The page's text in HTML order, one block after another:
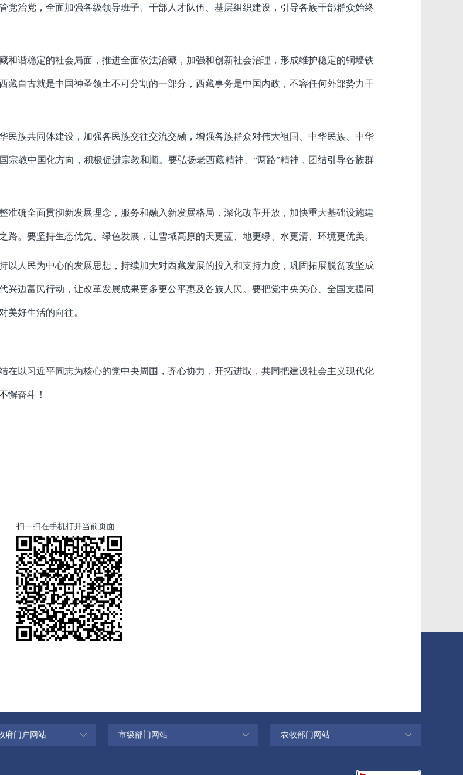
党治党，全面加强各级领导班子、干部人才队伍、基层组织建设，引导各族干部群众始终
和谐稳定的社会局面，推进全面依法治藏，加强和创新社会治理，形成维护稳定的铜墙铁
藏自古就是中国神圣领土不可分割的一部分，西藏事务是中国内政，不容任何外部势力干
民族共同体建设，加强各民族交往交流交融，增强各族群众对伟大祖国、中华民族、中华
宗教中国化方向，积极促进宗教和顺。要弘扬老西藏精神、“两路”精神，团结引导各族群
准确全面贯彻新发展理念，服务和融入新发展格局，深化改革开放，加快重大基础设施建
。要坚持生态优先、绿色发展，让雪域高原的天更蓝、地更绿、水更清、环境更优美。
以人民为中心的发展思想，持续加大对西藏发展的投入和支持力度，巩固拓展脱贫攻坚成
兴边富民行动，让改革发展成果更多更公平惠及各族人民。要把党中央关心、全国支援同
美好生活的向往。
在以习近平同志为核心的党中央周围，齐心协力，开拓进取，共同把建设社会主义现代化
懈奋斗！
扫一扫在手机打开当前页面
府门户网站 市级部门网站 农牧部门网站